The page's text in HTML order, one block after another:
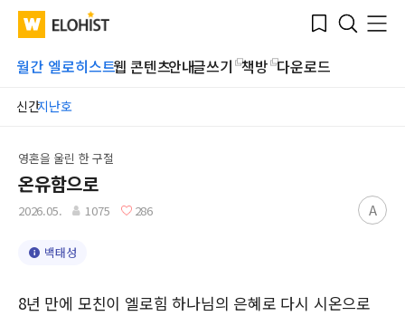
WATV Elohist-
Home
Bookmark
Search
Menu
월간 엘로히스트웹 콘텐츠안내글쓰기 책방 다운로드
신간지난호
Submit
영혼을 울린 한 구절
온유함으로
2026.05. 1075 286 A
백태성
8년 만에 모친이 엘로힘 하나님의 은혜로 다시 시온으로